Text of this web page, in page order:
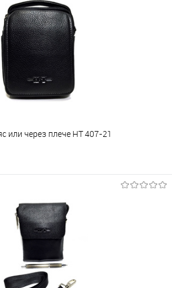
или через плече HT 407-21
В наличии